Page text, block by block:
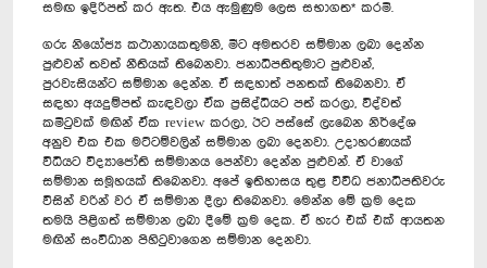
සමඟ ඉදිරිපත් කර ඇත. එය ඇමුණුම ලෙස සභාගත* කරමි.
ගරු නියෝජ්‍ය කථානායකතුමනි, මීට අමතරව ‍සම්මාන ලබා දෙන්න
පුළුවන් තවත් නීතියක් තිබෙනවා. ජනාධිපතිතුමාට පුළුවන්,
පුරවැසියන්ට සම්මාන දෙන්න. ඒ සඳහාත් පනතක් තිබෙනවා. ඒ
සඳහා අයදුම්පත් කැඳවලා ඒක ප්‍රසිද්ධියට පත් කරලා, විද්වත්
කමිටුවක් මඟින් ඒක review කරලා, ඊට පස්සේ ලැබෙන නිර්දේශ
අනුව එක එක මට්ටම්වලින් සම්මාන ලබා දෙනවා. උදාහරණයක්
විධියට විද්‍යාජෝති සම්මානය පෙන්වා දෙන්න පුළුවන්. ඒ වාගේ
සම්මාන සමූහයක් තිබෙනවා. අපේ ඉතිහාසය තුළ විවිධ ජනාධිපතිවරු
විසින් වරින් වර ඒ සම්මාන දීලා තිබෙනවා. මෙන්න මේ ක්‍රම දෙක
තමයි පිළිගත් සම්මාන ලබා දීමේ ක්‍රම දෙක. ඒ හැර එක් එක් ආයතන
මඟින් සංවිධාන පිහිටුවාගෙන සම්මාන දෙනවා.